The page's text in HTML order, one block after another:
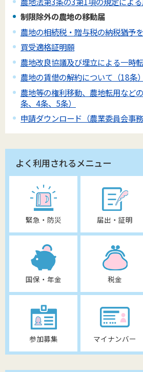
制限除外の農地の移動届
農地の相続税・贈与税の納税猶予
買受適格証明願
農地改良協議及び埋立による一時
農地の賃借の解約について（18条）
農地等の権利移動、農地転用など
条、4条、5条）
申請ダウンロード（農業委員会事務
よく利用されるメニュー
緊急・防災 届出・証明
国保・年金 税金
参加募集 マイナンバー